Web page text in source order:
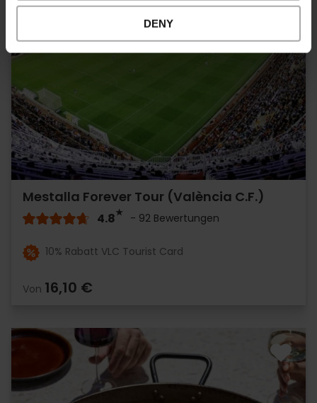
DENY
Mestalla Forever Tour (València C.F.)
4.8 - 92 Bewertungen
10% Rabatt VLC Tourist Card
Von 16,10 €